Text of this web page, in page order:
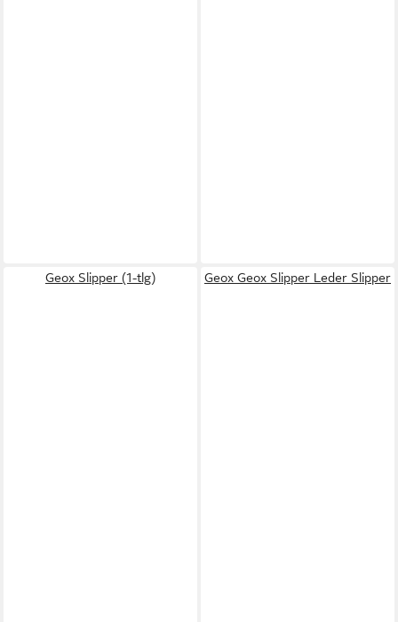
Geox Slipper (1-tlg) Geox Geox Slipper Leder Slipper